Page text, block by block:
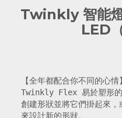
Twinkly 智能
LED
【全年都配合你不同的心情】
Twinkly Flex 易於塑形的
創建形狀並將它們掛起來
來設計新的形狀。